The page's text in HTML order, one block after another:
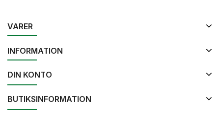
VARER
INFORMATION
DIN KONTO
BUTIKSINFORMATION